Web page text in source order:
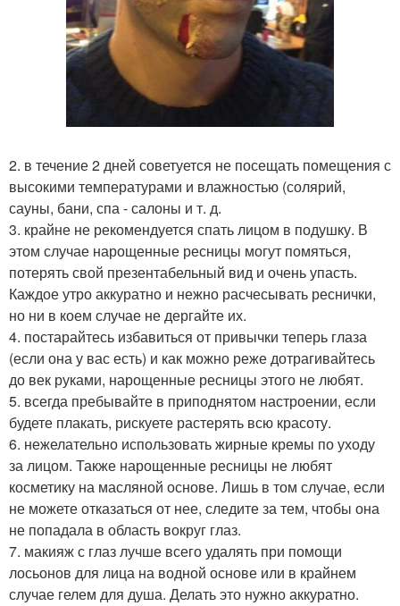
2. в течение 2 дней советуется не посещать помещения с
высокими температурами и влажностью (солярий,
сауны, бани, спа - салоны и т. д.
3. крайне не рекомендуется спать лицом в подушку. В
этом случае нарощенные ресницы могут помяться,
потерять свой презентабельный вид и очень упасть.
Каждое утро аккуратно и нежно расчесывать реснички,
но ни в коем случае не дергайте их.
4. постарайтесь избавиться от привычки теперь глаза
(если она у вас есть) и как можно реже дотрагивайтесь
до век руками, нарощенные ресницы этого не любят.
5. всегда пребывайте в приподнятом настроении, если
будете плакать, рискуете растерять всю красоту.
6. нежелательно использовать жирные кремы по уходу
за лицом. Также нарощенные ресницы не любят
косметику на масляной основе. Лишь в том случае, если
не можете отказаться от нее, следите за тем, чтобы она
не попадала в область вокруг глаз.
7. макияж с глаз лучше всего удалять при помощи
лосьонов для лица на водной основе или в крайнем
случае гелем для душа. Делать это нужно аккуратно.